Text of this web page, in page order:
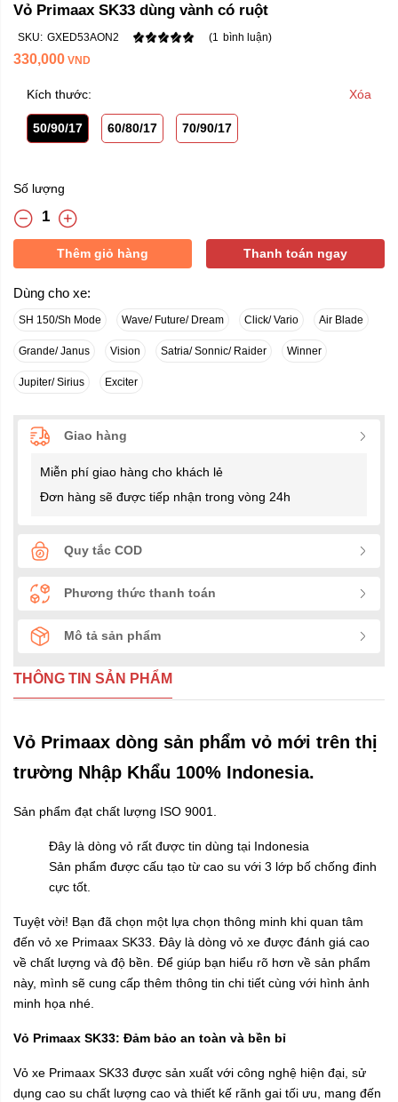
Vỏ Primaax SK33 dùng vành có ruột
SKU: GXED53AON2 (1 bình luận)
330,000 VND
Kích thước: Xóa
50/90/17 60/80/17 70/90/17
Số lượng
Thêm giỏ hàng Thanh toán ngay
Dùng cho xe:
SH 150/Sh Mode Wave/ Future/ Dream Click/ Vario Air Blade
Grande/ Janus Vision Satria/ Sonnic/ Raider Winner
Jupiter/ Sirius Exciter
Giao hàng
Miễn phí giao hàng cho khách lẻ
Đơn hàng sẽ được tiếp nhận trong vòng 24h
Quy tắc COD
Phương thức thanh toán
Mô tả sản phẩm
THÔNG TIN SẢN PHẨM
Vỏ Primaax dòng sản phẩm vỏ mới trên thị
trường Nhập Khẩu 100% Indonesia.
Sản phẩm đạt chất lượng ISO 9001.
Đây là dòng vỏ rất được tin dùng tại Indonesia
Sản phẩm được cấu tạo từ cao su với 3 lớp bố chống đinh
cực tốt.
Tuyệt vời! Bạn đã chọn một lựa chọn thông minh khi quan tâm
đến vỏ xe Primaax SK33. Đây là dòng vỏ xe được đánh giá cao
về chất lượng và độ bền. Để giúp bạn hiểu rõ hơn về sản phẩm
này, mình sẽ cung cấp thêm thông tin chi tiết cùng với hình ảnh
minh họa nhé.
Vỏ Primaax SK33: Đảm bảo an toàn và bền bỉ
Vỏ xe Primaax SK33 được sản xuất với công nghệ hiện đại, sử
dụng cao su chất lượng cao và thiết kế rãnh gai tối ưu, mang đến